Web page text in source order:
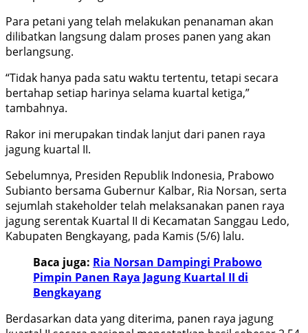
Para petani yang telah melakukan penanaman akan
dilibatkan langsung dalam proses panen yang akan
berlangsung.
“Tidak hanya pada satu waktu tertentu, tetapi secara
bertahap setiap harinya selama kuartal ketiga,”
tambahnya.
Rakor ini merupakan tindak lanjut dari panen raya
jagung kuartal II.
Sebelumnya, Presiden Republik Indonesia, Prabowo
Subianto bersama Gubernur Kalbar, Ria Norsan, serta
sejumlah stakeholder telah melaksanakan panen raya
jagung serentak Kuartal II di Kecamatan Sanggau Ledo,
Kabupaten Bengkayang, pada Kamis (5/6) lalu.
Baca juga: Ria Norsan Dampingi Prabowo
Pimpin Panen Raya Jagung Kuartal II di
Bengkayang
Berdasarkan data yang diterima, panen raya jagung